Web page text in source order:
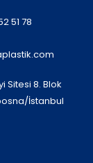
51 78
Sitesi 8. Blok
İstanbul